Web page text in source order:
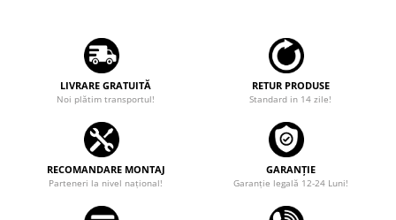
LIVRARE GRATUITĂ
Noi plătim transportul!
RETUR PRODUSE
Standard in 14 zile!
RECOMANDARE MONTAJ
Parteneri la nivel național!
GARANȚIE
Garanţie legală 12-24 Luni!